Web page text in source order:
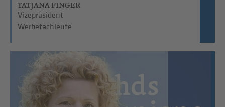
TATJANA FINGER
Vizepräsident
Werbefachleute